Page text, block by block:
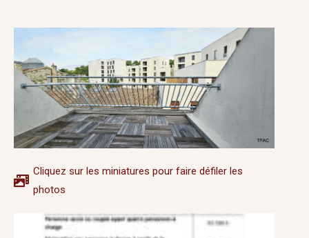
Cliquez sur les miniatures pour faire défiler les
photos